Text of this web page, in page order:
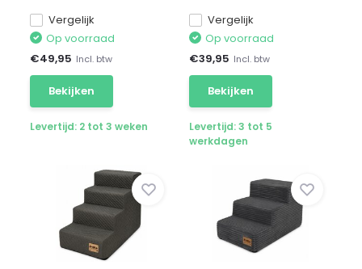
Vergelijk
Op voorraad
€49,95 Incl. btw
Bekijken
Levertijd: 2 tot 3 weken
Vergelijk
Op voorraad
€39,95 Incl. btw
Bekijken
Levertijd: 3 tot 5
werkdagen